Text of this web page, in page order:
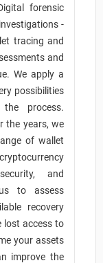
forensic
-
tracing and
and
We apply a
possibilities
process.
the years, we
of wallet
and
to assess
recovery
lost access to
your assets
improve the